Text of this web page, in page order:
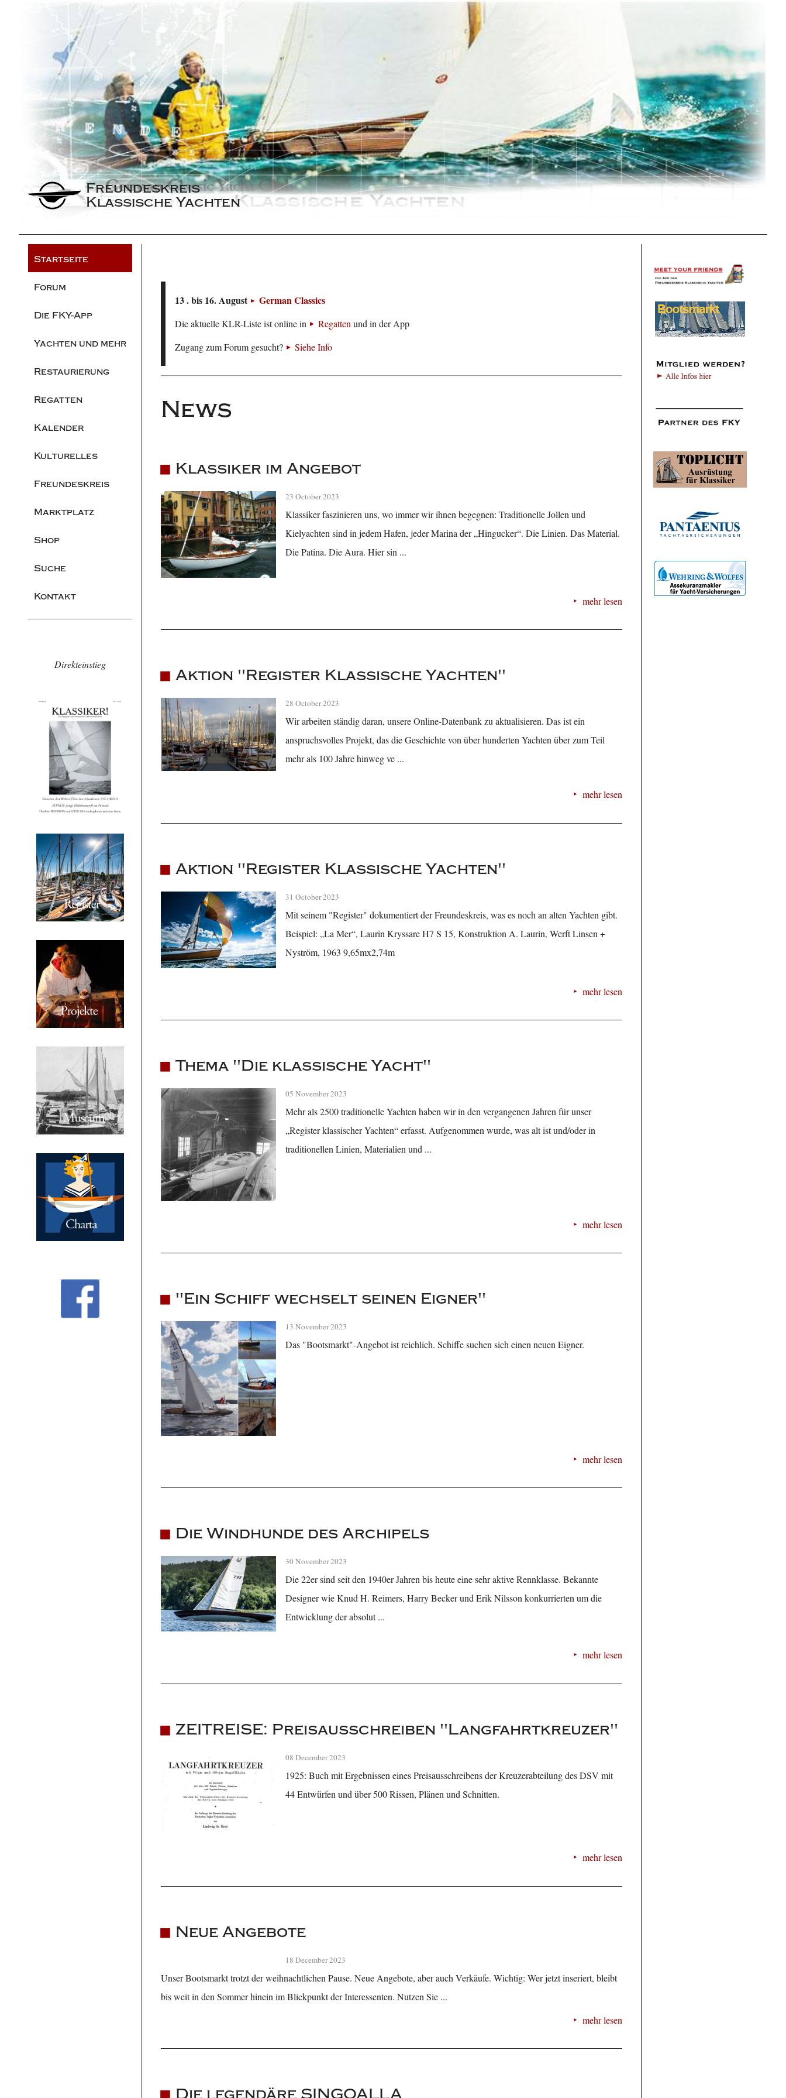
Freundeskreis
Klassische Yachten
Startseite
Forum
Die FKY-App
Yachten und mehr
Restaurierung
Regatten
Kalender
Kulturelles
Freundeskreis
Marktplatz
Shop
Suche
Kontakt
Direkteinstieg
13 . bis 16. August German Classics
Die aktuelle KLR-Liste ist online in Regattenund in der App
Zugang zum Forum gesucht?
Siehe Info
News
Klassiker im Angebot
23 October 2023
Klassiker faszinieren uns, wo immer wir ihnen begegnen: Traditionelle Jollen und
Kielyachten sind in jedem Hafen, jeder Marina der „Hingucker“. Die Linien. Das Material.
Die Patina. Die Aura. Hier sin ...
mehr lesen
Aktion "Register Klassische Yachten"
28 October 2023
Wir arbeiten ständig daran, unsere Online-Datenbank zu aktualisieren. Das ist ein
anspruchsvolles Projekt, das die Geschichte von über hunderten Yachten über zum Teil
mehr als 100 Jahre hinweg ve ...
mehr lesen
Aktion "Register Klassische Yachten"
31 October 2023
Mit seinem "Register" dokumentiert der Freundeskreis, was es noch an alten Yachten gibt.
Beispiel: „La Mer“, Laurin Kryssare H7 S 15, Konstruktion A. Laurin, Werft Linsen +
Nyström, 1963 9,65mx2,74m
mehr lesen
Thema "Die klassische Yacht"
05 November 2023
Mehr als 2500 traditionelle Yachten haben wir in den vergangenen Jahren für unser
„Register klassischer Yachten“ erfasst. Aufgenommen wurde, was alt ist und/oder in
traditionellen Linien, Materialien und ...
mehr lesen
"Ein Schiff wechselt seinen Eigner"
13 November 2023
Das "Bootsmarkt"-Angebot ist reichlich. Schiffe suchen sich einen neuen Eigner.
mehr lesen
Die Windhunde des Archipels
30 November 2023
Die 22er sind seit den 1940er Jahren bis heute eine sehr aktive Rennklasse. Bekannte
Designer wie Knud H. Reimers, Harry Becker und Erik Nilsson konkurrierten um die
Entwicklung der absolut ...
mehr lesen
ZEITREISE: Preisausschreiben "Langfahrtkreuzer"
08 December 2023
1925: Buch mit Ergebnissen eines Preisausschreibens der Kreuzerabteilung des DSV mit
44 Entwürfen und über 500 Rissen, Plänen und Schnitten.
mehr lesen
Neue Angebote
18 December 2023
Unser Bootsmarkt trotzt der weihnachtlichen Pause. Neue Angebote, aber auch Verkäufe. Wichtig: Wer jetzt inseriert, bleibt
bis weit in den Sommer hinein im Blickpunkt der Interessenten. Nutzen Sie ...
mehr lesen
Die legendäre SINGOALLA